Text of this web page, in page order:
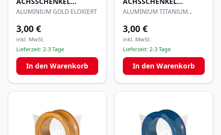
17x10mm
ALUMINIUM GOLD ELOXIERT
3,00 €
inkl. MwSt.
Lieferzeit: 2-3 Tage
In den Warenkorb
17x10mm
ALUMINIUM TITANIUM
3,00 €
inkl. MwSt.
Lieferzeit: 2-3 Tage
In den Warenkorb